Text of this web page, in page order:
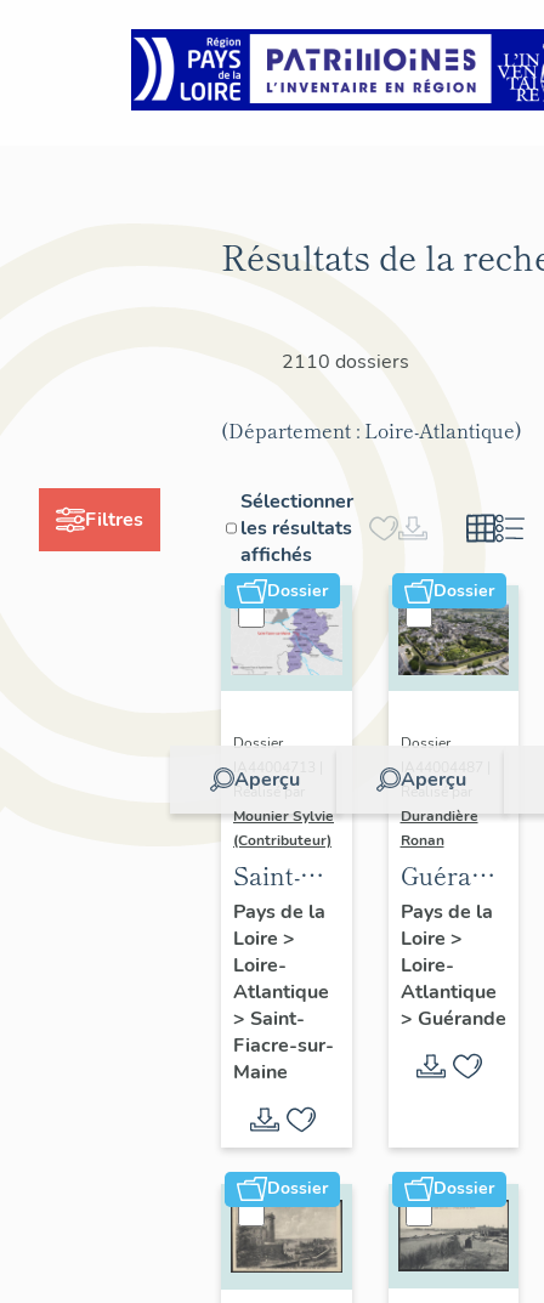
Filtres
Résultats de la
2110 dossiers
(Département : Loire-Atlantique)
Sélectionner
les résultats
affichés
Dossier
Aperçu
Dossier
IA44004713 |
Réalisé par
Mounier Sylvie
(Contributeur)
Saint-
Fiacre-
sur-
Maine :
présentation
de
l'opération
d'inventaire
Pays de la
Loire >
Loire-
Atlantique
> Saint-
Fiacre-sur-
Maine
Dossier
Aperçu
Dossier
IA44004487 |
Réalisé par
Durandière
Ronan
Guérande
:
de la
commune
et de
l'aire
Pays de la
Loire >
Loire-
Atlantique
> Guérande
Dossier Dossier